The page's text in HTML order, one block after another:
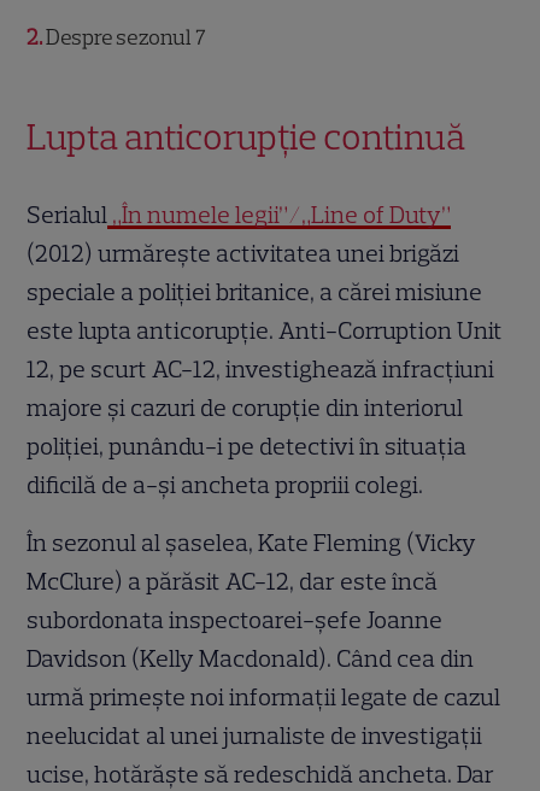
2 Despre sezonul 7
Lupta anticorupţie continuă
Serialul „În numele legii”/„Line of Duty”
(2012) urmărește activitatea unei brigăzi
speciale a poliţiei britanice, a cărei misiune
este lupta anticorupţie. Anti-Corruption Unit
12, pe scurt AC-12, investighează infracţiuni
majore şi cazuri de corupţie din interiorul
poliţiei, punându-i pe detectivi în situaţia
dificilă de a-şi ancheta propriii colegi.
În sezonul al șaselea, Kate Fleming (Vicky
McClure) a părăsit AC-12, dar este încă
subordonata inspectoarei-șefe Joanne
Davidson (Kelly Macdonald). Când cea din
urmă primeşte noi informaţii legate de cazul
neelucidat al unei jurnaliste de investigații
ucise, hotărăște să redeschidă ancheta. Dar